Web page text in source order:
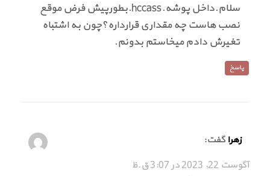
سلام.داخل پوشه.hccass.بطورپیش فرض موقع
نصب هاست چه مقداری قرارداره؟چون به اشتباه
تغیرش دادم میخاستم بدونم.
پاسخ
زهرا گفت:
آگوست 22, 2023 در 3:07 ق.ظ